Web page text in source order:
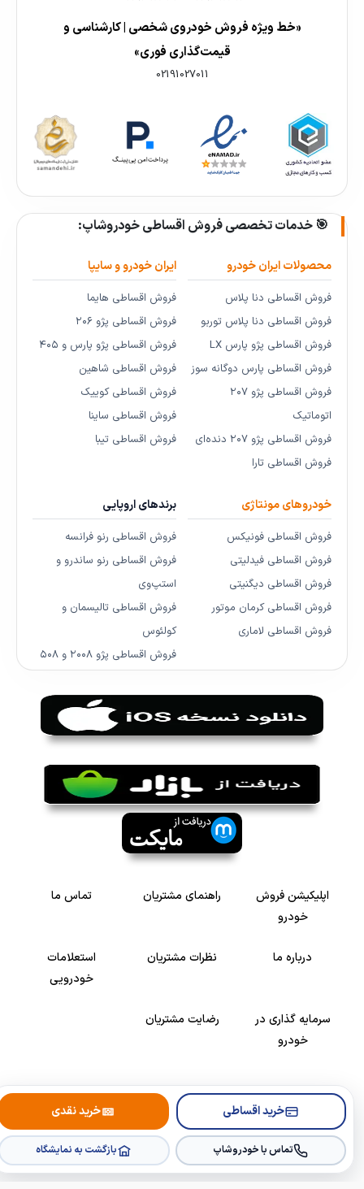
خرید اقساطی خرید نقدی
تماس با خودروشاپ بازگشت به نمایشگاه
«خط ویژه فروش خودروی شخصی | کارشناسی و
قیمت‌گذاری فوری»
02191027011
🎯 خدمات تخصصی فروش اقساطی خودروشاپ:
محصولات ایران خودرو
فروش اقساطی دنا پلاس
فروش اقساطی دنا پلاس توربو
فروش اقساطی پژو پارس LX
فروش اقساطی پارس دوگانه سوز
فروش اقساطی پژو ۲۰۷
اتوماتیک
فروش اقساطی پژو ۲۰۷ دنده‌ای
فروش اقساطی تارا
ایران خودرو و سایپا
فروش اقساطی هایما
فروش اقساطی پژو ۲۰۶
فروش اقساطی پژو پارس و ۴۰۵
فروش اقساطی شاهین
فروش اقساطی کوییک
فروش اقساطی ساینا
فروش اقساطی تیبا
خودروهای مونتاژی
فروش اقساطی فونیکس
فروش اقساطی فیدلیتی
فروش اقساطی دیگنیتی
فروش اقساطی کرمان موتور
فروش اقساطی لاماری
برندهای اروپایی
فروش اقساطی رنو فرانسه
فروش اقساطی رنو ساندرو و
استپ‌وی
فروش اقساطی تالیسمان و
کولئوس
فروش اقساطی پژو ۲۰۰۸ و ۵۰۸
اپلیکیشن فروش
خودرو
راهنمای مشتریان تماس ما
درباره ما نظرات مشتریان
استعلامات
خودرویی
سرمایه گذاری در
خودرو
رضایت مشتریان
Copyright © 2005-2026Khodroshop.ir